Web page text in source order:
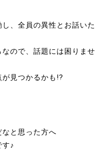
、全員の異性とお話いた
ので、話題には困りませ
見つかるかも!?
と思った方へ
♪